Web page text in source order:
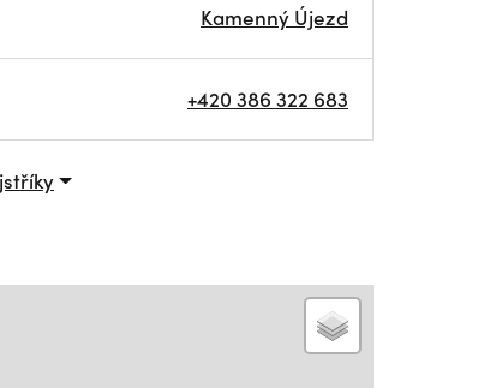
Kamenný Újezd
+420 386 322 683